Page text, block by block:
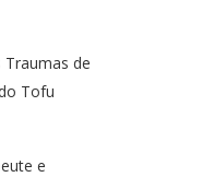
Traumas de
Tofu
e